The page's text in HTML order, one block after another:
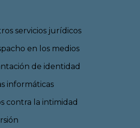
servicios jurídicos
en los medios
de identidad
informáticas
contra la intimidad